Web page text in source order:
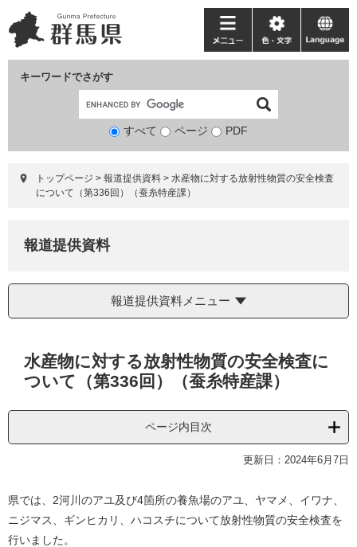
ー
ジ
ニ
ュ
て
キーワードでさがす
検
象
すべて ページ PDF
メ
ニ
ー
色・
文
language
トップページ > 報道提供資料 > 水産物に対する放射性物質の安全検査
について（第336回）（蚕糸特産課）
報道提供資料
報道提供資料メニュー
水産物に対する放射性物質の安全検査に
ついて（第336回）（蚕糸特産課）
ページ内目次
更新日：2024年6月7日
県では、2河川のアユ及び4箇所の養魚場のアユ、ヤマメ、イワナ、
ニジマス、ギンヒカリ、ハコスチについて放射性物質の安全検査を
行いました。